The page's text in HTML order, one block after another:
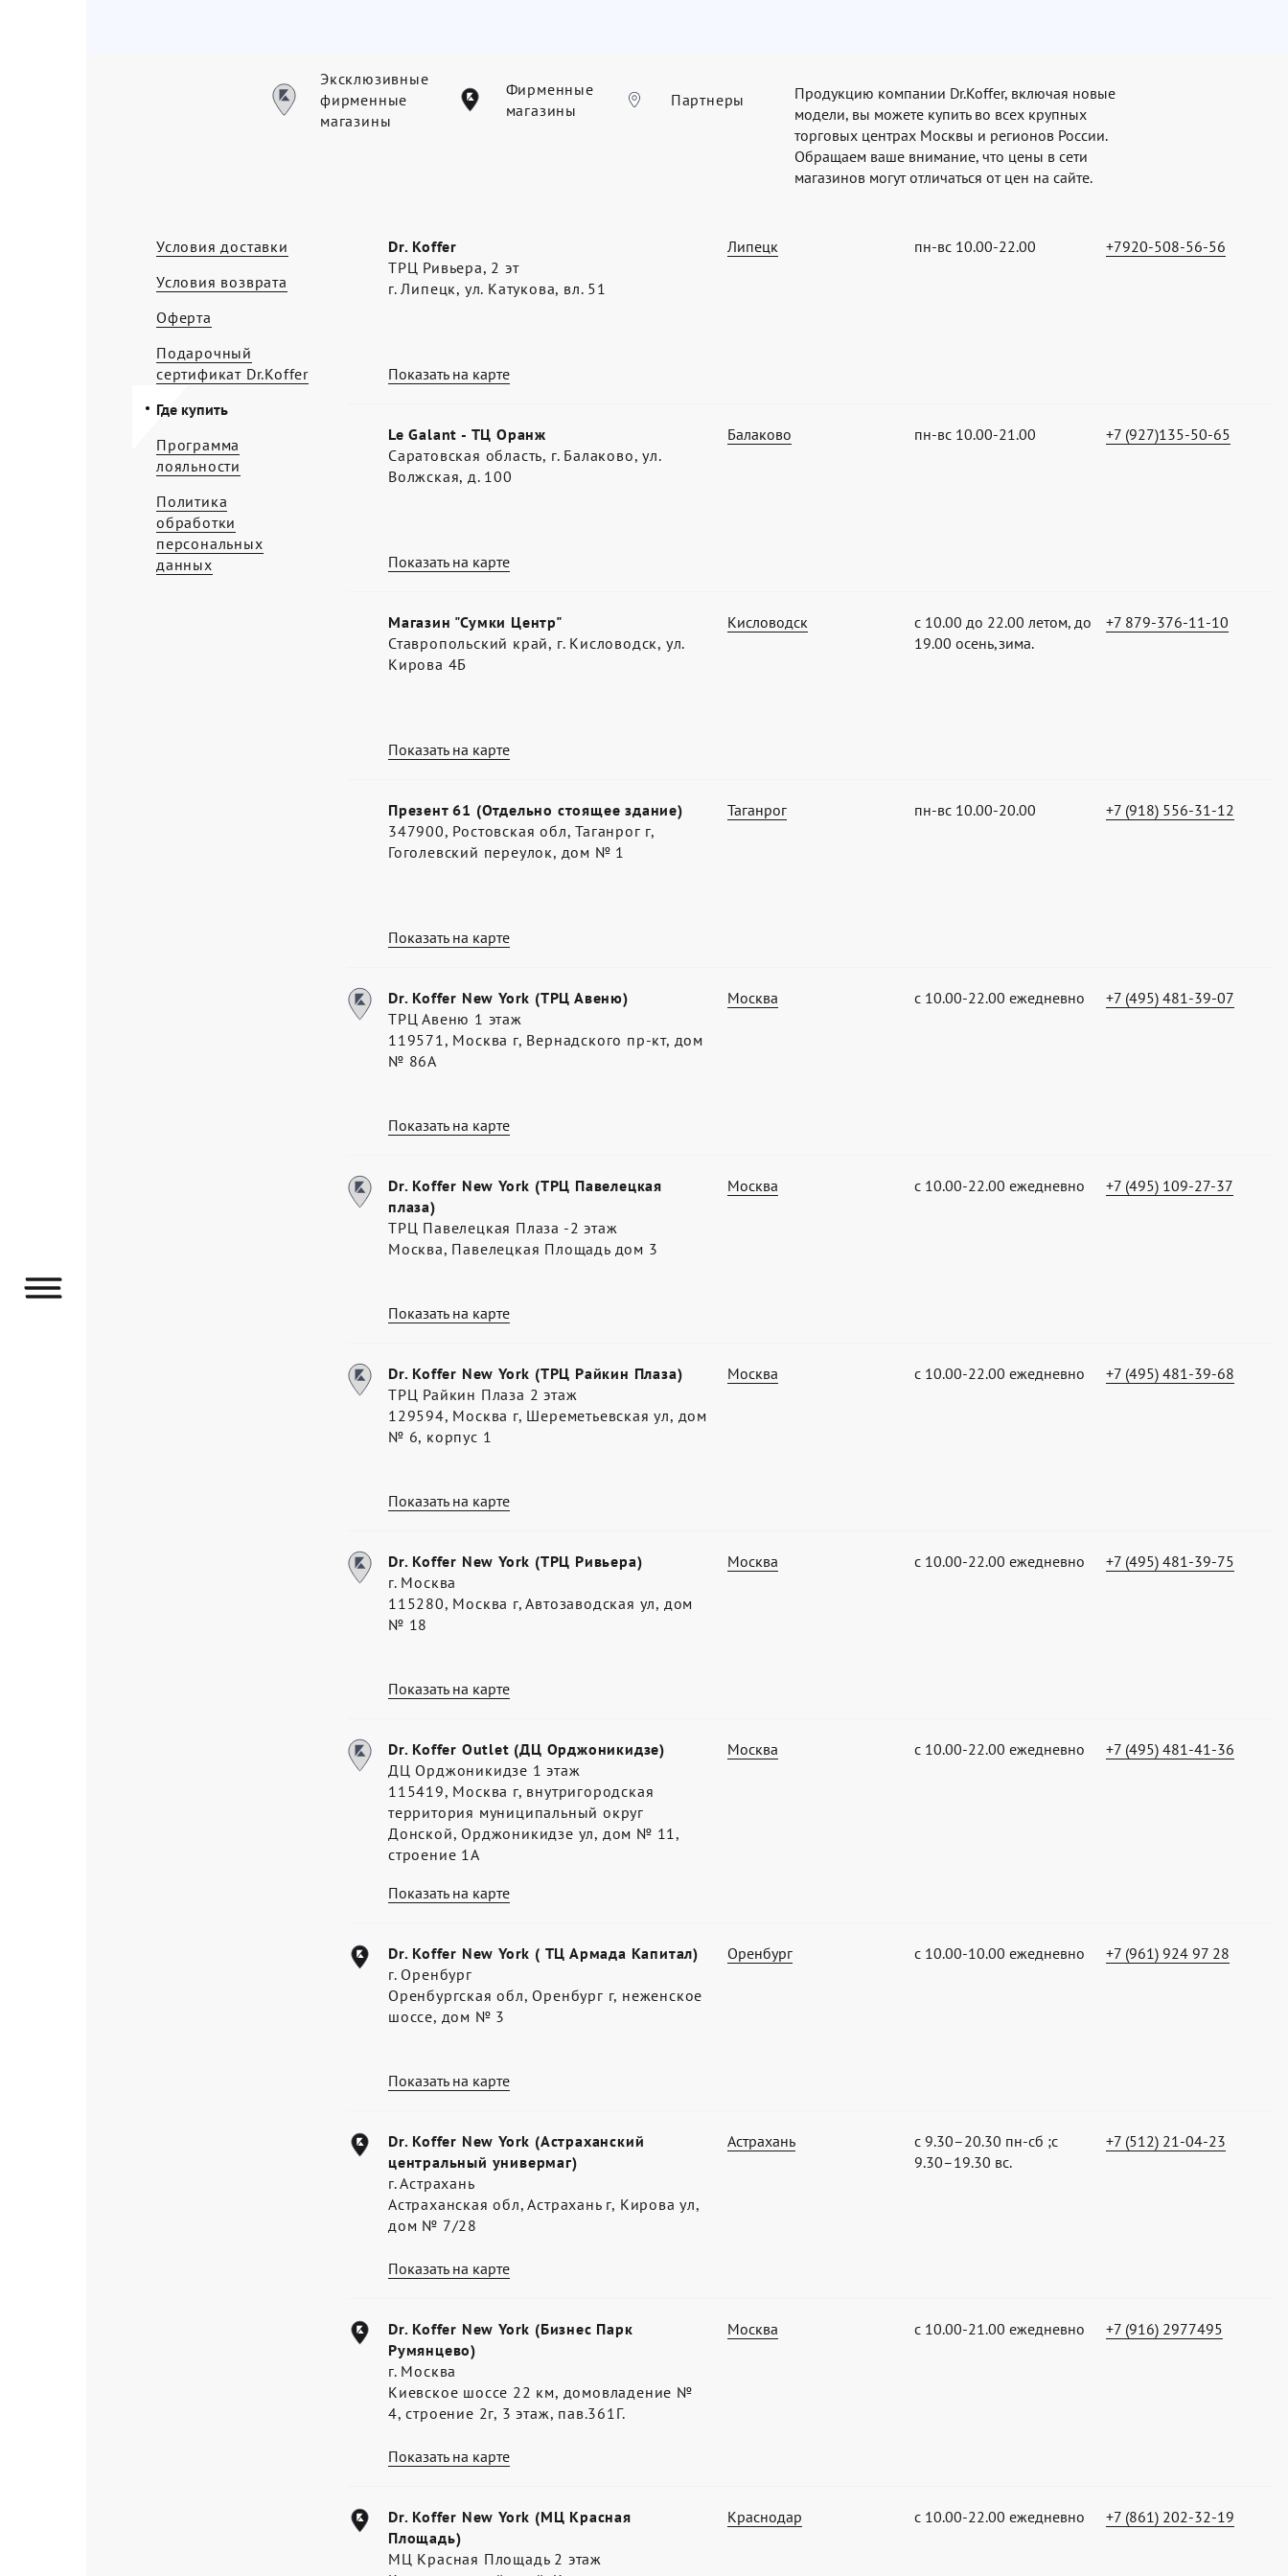
Эксклюзивные
фирменные
магазины
Фирменные
магазины
Партнеры
Продукцию компании Dr.Koffer, включая новые
модели, вы можете купить во всех крупных
торговых центрах Москвы и регионов России.
Обращаем ваше внимание, что цены в сети
магазинов могут отличаться от цен на сайте.
Условия доставки
Условия возврата
Оферта
Подарочный
сертификат Dr.Koffer
Где купить
Программа
лояльности
Политика
обработки
персональных
данных
Показать на карте
Dr. Koffer
ТРЦ Ривьера, 2 эт
г. Липецк, ул. Катукова, вл. 51
Липецк пн-вс 10.00-22.00 +7920-508-56-56
Показать на карте
Le Galant - ТЦ Оранж
Саратовская область, г. Балаково, ул.
Волжская, д. 100
Балаково пн-вс 10.00-21.00 +7 (927)135-50-65
Показать на карте
Магазин "Сумки Центр"
Ставропольский край, г. Кисловодск, ул.
Кирова 4Б
Кисловодск
с 10.00 до 22.00 летом, до
19.00 осень,зима.
+7 879-376-11-10
Показать на карте
Презент 61 (Отдельно стоящее здание)
347900, Ростовская обл, Таганрог г,
Гоголевский переулок, дом № 1
Таганрог пн-вс 10.00-20.00 +7 (918) 556-31-12
Показать на карте
Dr. Koffer New York (ТРЦ Авеню)
ТРЦ Авеню 1 этаж
119571, Москва г, Вернадского пр-кт, дом
№ 86А
Москва с 10.00-22.00 ежедневно +7 (495) 481-39-07
Показать на карте
Dr. Koffer New York (ТРЦ Павелецкая
плаза)
ТРЦ Павелецкая Плаза -2 этаж
Москва, Павелецкая Площадь дом 3
Москва с 10.00-22.00 ежедневно +7 (495) 109-27-37
Показать на карте
Dr. Koffer New York (ТРЦ Райкин Плаза)
ТРЦ Райкин Плаза 2 этаж
129594, Москва г, Шереметьевская ул, дом
№ 6, корпус 1
Москва с 10.00-22.00 ежедневно +7 (495) 481-39-68
Показать на карте
Dr. Koffer New York (ТРЦ Ривьера)
г. Москва
115280, Москва г, Автозаводская ул, дом
№ 18
Москва с 10.00-22.00 ежедневно +7 (495) 481-39-75
Показать на карте
Dr. Koffer Outlet (ДЦ Орджоникидзе)
ДЦ Орджоникидзе 1 этаж
115419, Москва г, внутригородская
территория муниципальный округ
Донской, Орджоникидзе ул, дом № 11,
строение 1А
Москва с 10.00-22.00 ежедневно +7 (495) 481-41-36
Показать на карте
Dr. Koffer New York ( ТЦ Армада Капитал)
г. Оренбург
Оренбургская обл, Оренбург г, неженское
шоссе, дом № 3
Оренбург с 10.00-10.00 ежедневно +7 (961) 924 97 28
Показать на карте
Dr. Koffer New York (Астраханский
центральный универмаг)
г. Астрахань
Астраханская обл, Астрахань г, Кирова ул,
дом № 7/28
Астрахань
с 9.30–20.30 пн-сб ;с
9.30–19.30 вс.
+7 (512) 21-04-23
Показать на карте
Dr. Koffer New York (Бизнес Парк
Румянцево)
г. Москва
Киевское шоссе 22 км, домовладение №
4, строение 2г, 3 этаж, пав.361Г.
Москва с 10.00-21.00 ежедневно +7 (916) 2977495
Dr. Koffer New York (МЦ Красная
Площадь)
МЦ Красная Площадь 2 этаж
Краснодар с 10.00-22.00 ежедневно +7 (861) 202-32-19